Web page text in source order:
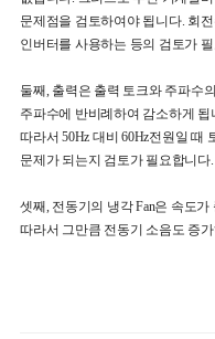
문제점을 검토하여야 됩니다. 회
인버터를 사용하는 등의 검토가
둘째, 출력은 출력 토크와 주파수
주파수에 반비례하여 감소하게 됩
따라서 50Hz 대비 60Hz전원일 때
문제가 되는지 검토가 필요합니다.
셋째, 전동기의 냉각 Fan은 속도
따라서 그만큼 전동기 소음도 증